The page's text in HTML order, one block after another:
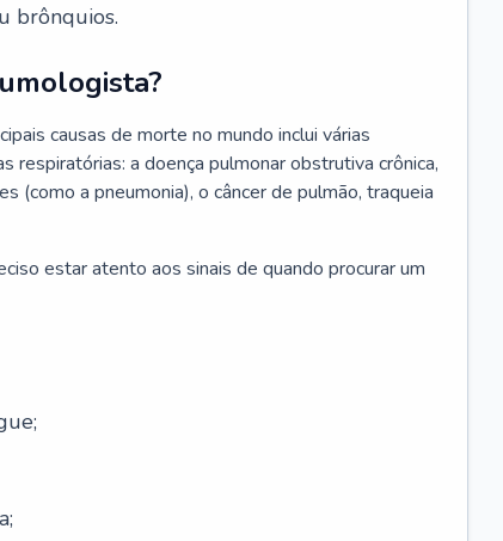
brônquios.
causas de morte no mundo inclui várias
respiratórias: a doença pulmonar obstrutiva crônica,
(como a pneumonia), o câncer de pulmão, traqueia
estar atento aos sinais de quando procurar um